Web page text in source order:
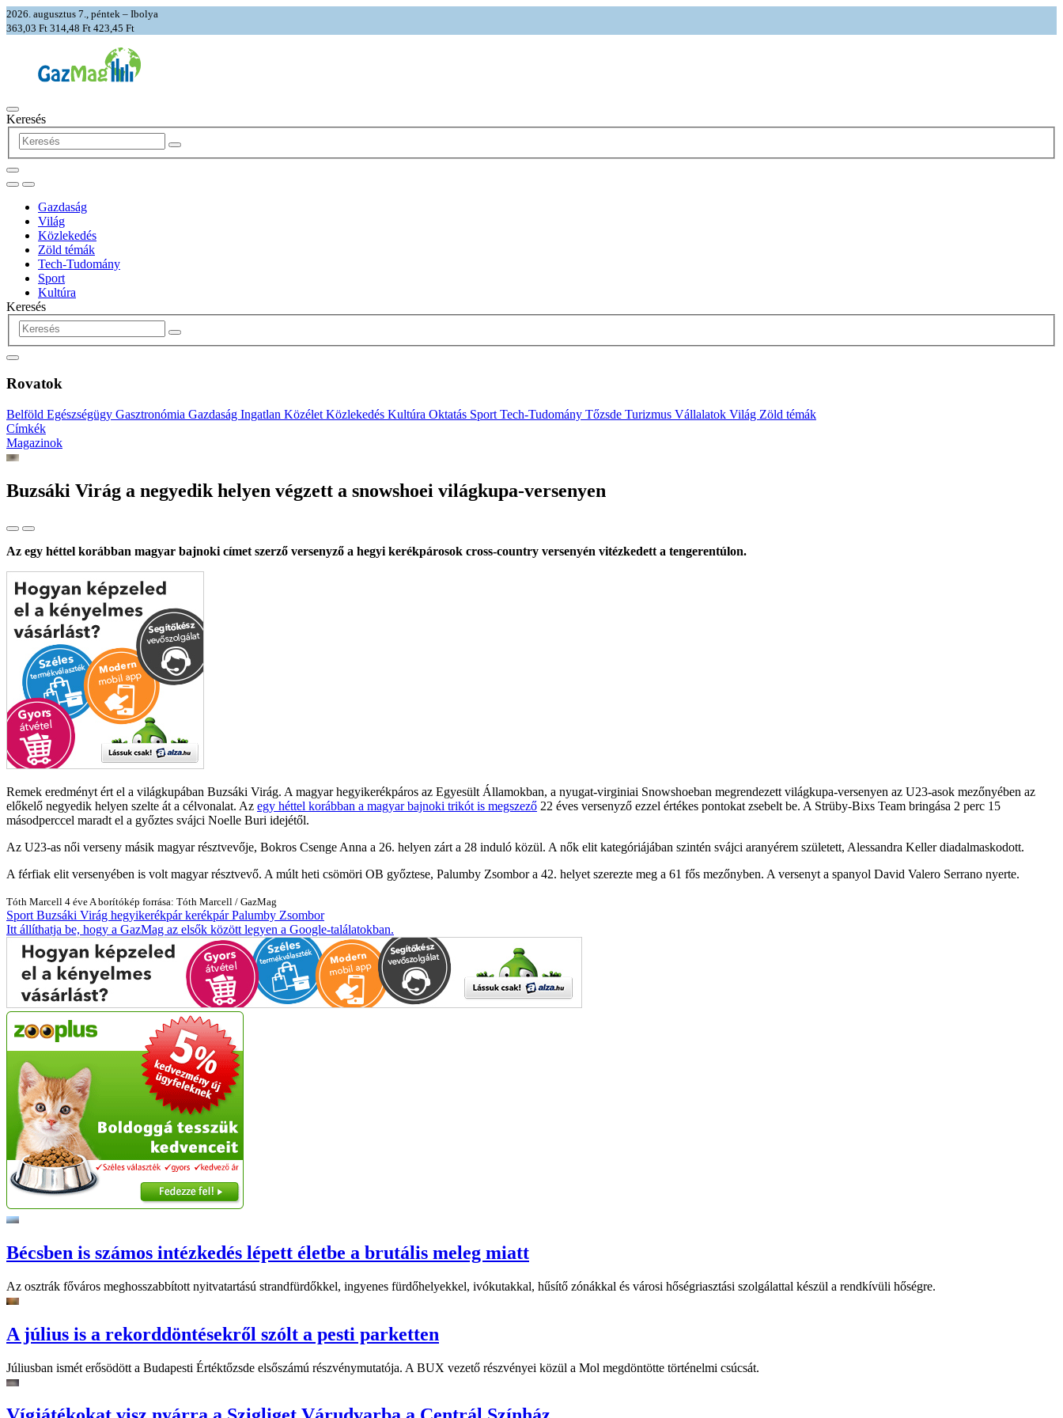
2026. augusztus 7., péntek – Ibolya
363,03 Ft 314,48 Ft 423,45 Ft
Keresés
Gazdaság
Világ
Közlekedés
Zöld témák
Tech-Tudomány
Sport
Kultúra
Keresés
Rovatok
Belföld Egészségügy Gasztronómia Gazdaság Ingatlan Közélet Közlekedés Kultúra Oktatás Sport Tech-Tudomány Tőzsde Turizmus Vállalatok Világ Zöld témák
Címkék
Magazinok
Buzsáki Virág a negyedik helyen végzett a snowshoei világkupa-versenyen
Az egy héttel korábban magyar bajnoki címet szerző versenyző a hegyi kerékpárosok cross-country versenyén vitézkedett a tengerentúlon.
Remek eredményt ért el a világkupában Buzsáki Virág. A magyar hegyikerékpáros az Egyesült Államokban, a nyugat-virginiai Snowshoeban megrendezett világkupa-versenyen az U23-asok mezőnyében az
előkelő negyedik helyen szelte át a célvonalat. Az egy héttel korábban a magyar bajnoki trikót is megszező 22 éves versenyző ezzel értékes pontokat zsebelt be. A Strüby-Bixs Team bringása 2 perc 15
másodperccel maradt el a győztes svájci Noelle Buri idejétől.
Az U23-as női verseny másik magyar résztvevője, Bokros Csenge Anna a 26. helyen zárt a 28 induló közül. A nők elit kategóriájában szintén svájci aranyérem született, Alessandra Keller diadalmaskodott.
A férfiak elit versenyében is volt magyar résztvevő. A múlt heti csömöri OB győztese, Palumby Zsombor a 42. helyet szerezte meg a 61 fős mezőnyben. A versenyt a spanyol David Valero Serrano nyerte.
Tóth Marcell 4 éve A borítókép forrása: Tóth Marcell / GazMag
Sport Buzsáki Virág hegyikerékpárkerékpárPalumby Zsombor
Itt állíthatja be, hogy a GazMag az elsők között legyen a Google-találatokban.
Bécsben is számos intézkedés lépett életbe a brutális meleg miatt
Az osztrák főváros meghosszabbított nyitvatartású strandfürdőkkel, ingyenes fürdőhelyekkel, ivókutakkal, hűsítő zónákkal és városi hőségriasztási szolgálattal készül a rendkívüli hőségre.
A július is a rekorddöntésekről szólt a pesti parketten
Júliusban ismét erősödött a Budapesti Értéktőzsde elsőszámú részvénymutatója. A BUX vezető részvényei közül a Mol megdöntötte történelmi csúcsát.